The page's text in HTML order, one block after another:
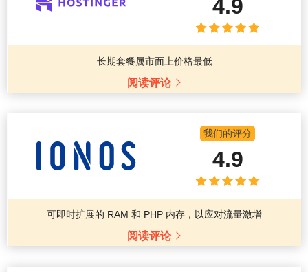
4.9
长期套餐属市面上价格最低
阅读评论
我们的评分
4.9
可即时扩展的 RAM 和 PHP 内存，以应对流量激增
阅读评论